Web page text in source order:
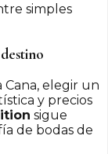
simples
elegir un
y precios
sigue
de bodas de